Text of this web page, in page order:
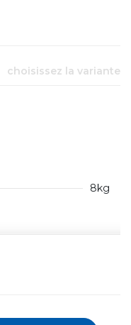
choisissez la variante
8kg